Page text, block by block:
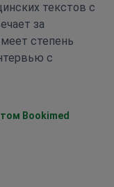
текстов с
за
степень
с
Bookimed